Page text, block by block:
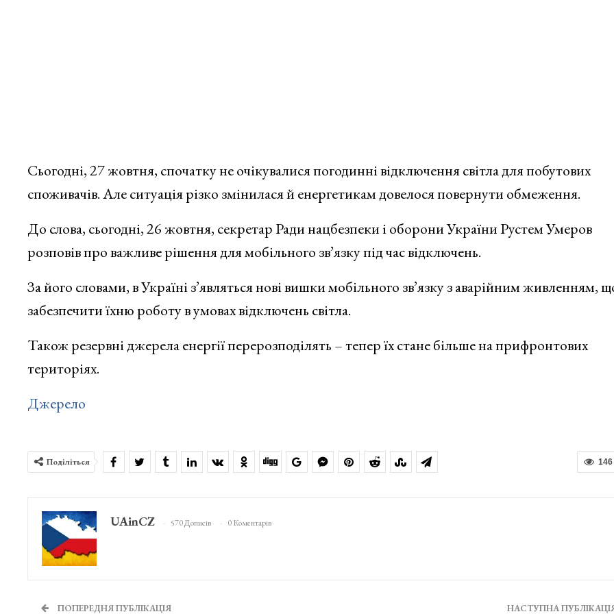
Сьогодні, 27 жовтня, спочатку не очікувалися погодинні відключення світла для побутових
споживачів. Але ситуація різко змінилася й енергетикам довелося повернути обмеження.
До слова, сьогодні, 26 жовтня, секретар Ради нацбезпеки і оборони України Рустем Умеров
розповів про важливе рішення для мобільного зв’язку під час відключень.
За його словами, в Україні з’являться нові вишки мобільного зв’язку з аварійним живленням,
забезпечити їхню роботу в умовах відключень світла.
Також резервні джерела енергії перерозподілять – тепер їх стане більше на прифронтових
територіях.
Джерело
146
Поділіться
UAinCZ 570 Дописів 0 Коментарів
ПОПЕРЕДНЯ ПУБЛІКАЦІЯ НАСТУПНА